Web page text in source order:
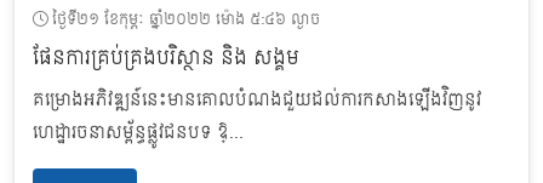
ថ្ងៃទី២១ ខែកុម្ភៈ ឆ្នាំ២០២២ ម៉ោង ៥:៤៦ ល្ងាច
ផែនការគ្រប់គ្រងបរិស្ថាន និង សង្គម
គម្រោងអភិវឌ្ឍន៍នេះមានគោលបំណងជួយដល់ការកសាងឡើងវិញនូវ
ហេដ្ឋារចនាសម្ព័ន្ធផ្លូវជនបទ ឱ្...